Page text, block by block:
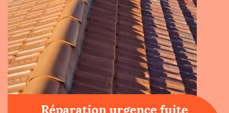
Réparation urgence fuite